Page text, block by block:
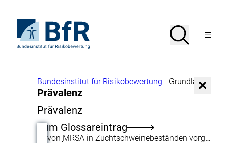
Seiteninhalt
springenStartseite
von
Risikobewertung
Suche
SucheMenü
Brotkrumennavigation
Bundesinstitut für Risikobewertung Grundlagenstudie zur Erhebung derDialog
Prävalenz
Prävalenz
Zum Glossareintrag
von MRSAin Zuchtschweinebeständen vorgelegt